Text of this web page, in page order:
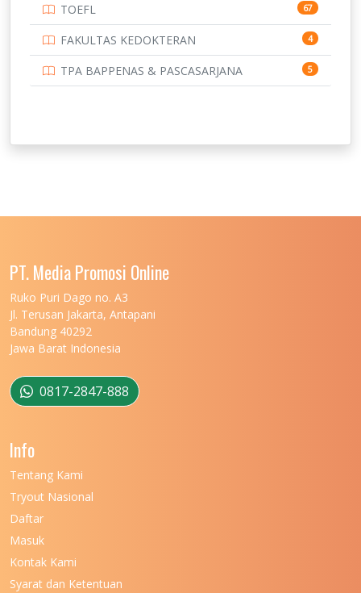
219
11
159
UNIVERSITAS JEMBER
UNIVERSITAS MALIKUSSALEH
UNIVERSITAS MARITIM RAJA ALI HAJI
UNIVERSITAS MATARAM
UNIVERSITAS MULAWARMAN
UNIVERSITAS MUSAMUS
UNIVERSITAS NEGERI KHAIRUN
UNIVERSITAS NEGERI MANADO
TOEFL 67
FAKULTAS KEDOKTERAN 4
TPA BAPPENAS & PASCASARJANA 5
PT. Media Promosi Online
Ruko Puri Dago no. A3
Jl. Terusan Jakarta, Antapani
Bandung 40292
Jawa Barat Indonesia
0817-2847-888
Info
Tentang Kami
Tryout Nasional
Daftar
Masuk
Kontak Kami
Syarat dan Ketentuan